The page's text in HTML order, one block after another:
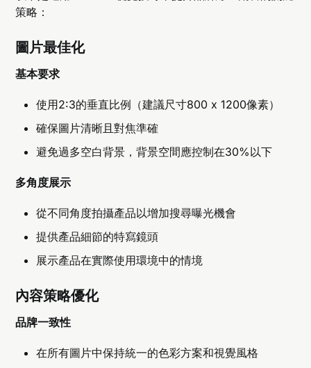
策略：
圖片最佳化
基本要求
使用2:3的垂直比例（建議尺寸800 x 1200像素）
確保圖片清晰且對焦準確
避免過多空白背景，背景空間應控制在30%以下
多角度展示
從不同角度拍攝產品以增加搜尋曝光機會
提供產品細節的特寫鏡頭
展示產品在實際使用環境中的情境
內容策略優化
品牌一致性
在所有圖片中保持統一的色彩方案和視覺風格